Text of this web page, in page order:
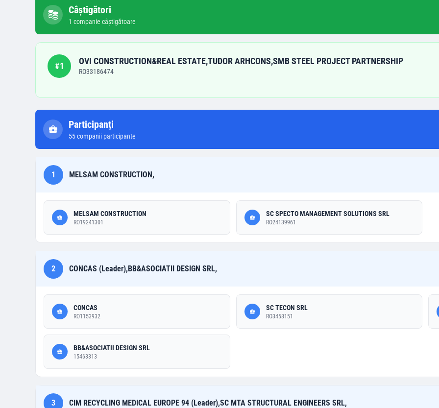
Câștigători
1 companie câștigătoare
#1 OVI CONSTRUCTION&REAL ESTATE,TUDOR ARHCONS,SMB STEEL PROJECT PARTNERSHIP
RO33186474
Participanți
55companii participante
1 MELSAM CONSTRUCTION,
MELSAM CONSTRUCTION
RO19241301
SC SPECTO MANAGEMENT SOLUTIONS SRL
RO24139961
2 CONCAS (Leader),BB&ASOCIATII DESIGN SRL,
CONCAS
RO1153932
SC TECON SRL
RO3458151
BB&ASOCIATII DESIGN SRL
15463313
3 CIM RECYCLING MEDICAL EUROPE 94 (Leader),SC MTA STRUCTURAL ENGINEERS SRL,